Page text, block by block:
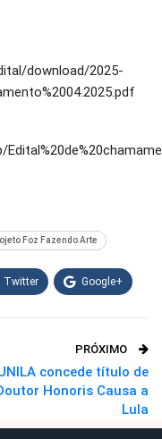
download/2025-
Foz Fazendo Arte
Twitter Google+
PRÓXIMO
concede título de
Honoris Causa a
Lula